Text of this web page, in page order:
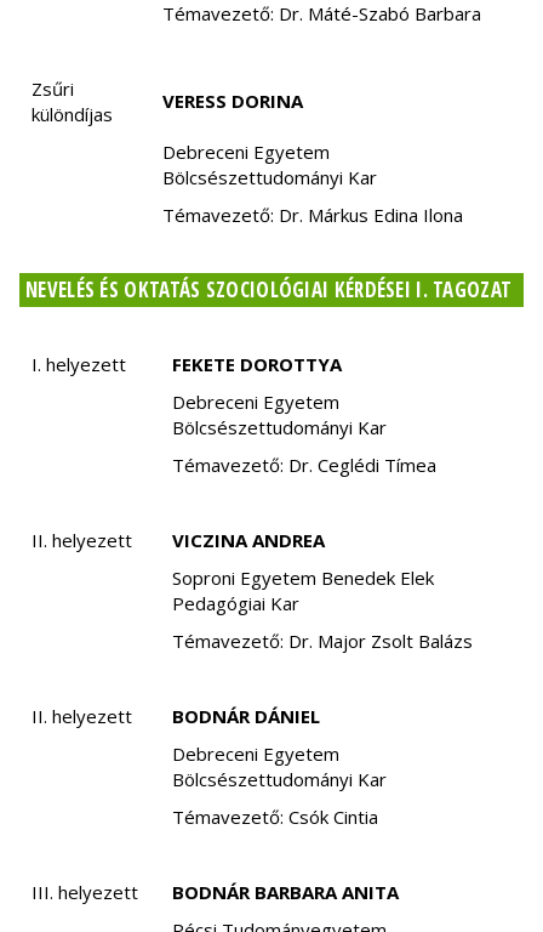
Témavezető: Dr. Máté-Szabó Barbara
Zsűri
különdíjas
VERESS DORINA
Debreceni Egyetem
Bölcsészettudományi Kar
Témavezető: Dr. Márkus Edina Ilona
NEVELÉS ÉS OKTATÁS SZOCIOLÓGIAI KÉRDÉSEI I. TAGOZAT
I. helyezett
FEKETE DOROTTYA
Debreceni Egyetem
Bölcsészettudományi Kar
Témavezető: Dr. Ceglédi Tímea
II. helyezett
VICZINA ANDREA
Soproni Egyetem Benedek Elek
Pedagógiai Kar
Témavezető: Dr. Major Zsolt Balázs
II. helyezett
BODNÁR DÁNIEL
Debreceni Egyetem
Bölcsészettudományi Kar
Témavezető: Csók Cintia
III. helyezett
BODNÁR BARBARA ANITA